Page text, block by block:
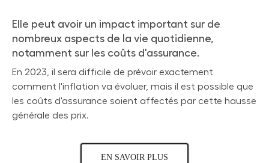
Elle peut avoir un impact important sur de
nombreux aspects de la vie quotidienne,
notamment sur les coûts d'assurance.
En 2023, il sera difficile de prévoir exactement
comment l'inflation va évoluer, mais il est possible que
les coûts d'assurance soient affectés par cette hausse
générale des prix.
EN SAVOIR PLUS